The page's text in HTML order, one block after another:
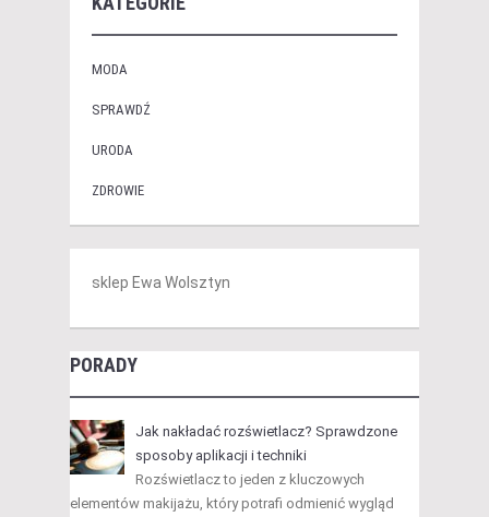
MODA
SPRAWDŹ
URODA
ZDROWIE
sklep Ewa Wolsztyn
PORADY
Jak nakładać rozświetlacz? Sprawdzone
sposoby aplikacji i techniki
Rozświetlacz to jeden z kluczowych
elementów makijażu, który potrafi odmienić wygląd